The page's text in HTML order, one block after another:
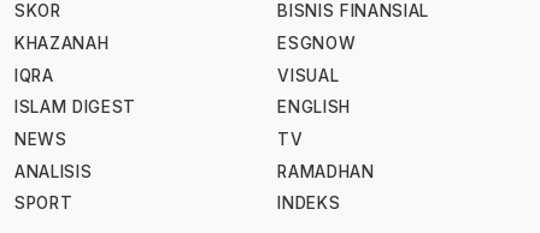
SKOR
KHAZANAH
IQRA
ISLAM DIGEST
NEWS
ANALISIS
SPORT
BISNIS FINANSIAL
ESGNOW
VISUAL
ENGLISH
TV
RAMADHAN
INDEKS